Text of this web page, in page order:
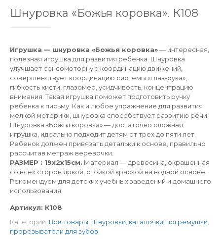
Шнуровка «Божья коровка». К108
Игрушка — шнуровка «Божья коровка»— интересная,
полезная игрушка для развития ребенка. Шнуровка
улучшает сенсомоторную координацию движений,
совершенствует координацию системы «глаз-рука»,
гибкость кисти, глазомер, усидчивость, концентрацию
внимания. Такая игрушка поможет подготовить ручку
ребенка к письму. Как и любое упражнение для развития
мелкой моторики, шнуровка способствует развитию речи.
Шнуровка «Божья коровка» — достаточно сложная
игрушка, идеально подходит детям от трех до пяти лет.
Ребенок должен привязать детальки к основе, правильно
рассчитав метраж веревочки.
РАЗМЕР : 19х2х15см. Материал — древесина, окрашенная
со всех сторон яркой, стойкой краской на водной основе.
Рекомендуем для детских учебных заведений и домашнего
использования.
Артикул: К108
Категории: Все товары Шнуровки, каталочки, погремушки,
прорезыватели для зубов